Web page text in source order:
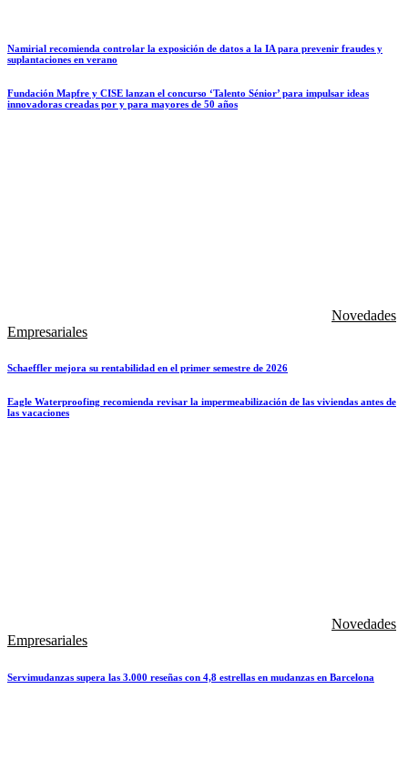
Namirial recomienda controlar la exposición de datos a la IA para prevenir fraudes y
suplantaciones en verano
Fundación Mapfre y CISE lanzan el concurso ‘Talento Sénior’ para impulsar ideas
innovadoras creadas por y para mayores de 50 años
Novedades
Empresariales
Schaeffler mejora su rentabilidad en el primer semestre de 2026
Eagle Waterproofing recomienda revisar la impermeabilización de las viviendas antes de
las vacaciones
Novedades
Empresariales
Servimudanzas supera las 3.000 reseñas con 4,8 estrellas en mudanzas en Barcelona